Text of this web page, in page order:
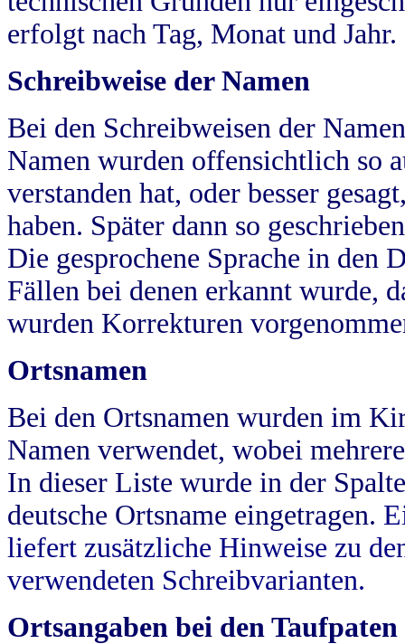
erfolgt nach Tag, Monat und Jahr.
Schreibweise der Namen
Bei den Schreibweisen der
Namen wurden offensichtlich so
verstanden hat, oder besser
haben. Später dann so
Die gesprochene Sprache in
Fällen bei denen erkannt wurde,
wurden Korrekturen
Ortsnamen
Bei den Ortsnamen wurden im
Namen verwendet, wobei
In dieser Liste wurde in der
deutsche Ortsname eingetragen.
liefert zusätzliche Hinweise zu
verwendeten Schreibvarianten.
Ortsangaben bei den Taufpaten